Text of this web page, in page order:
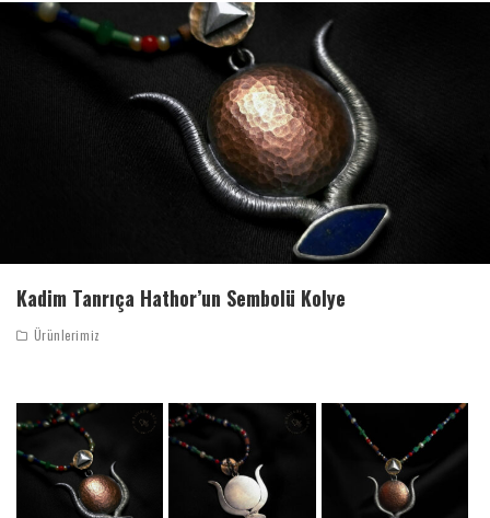
Kadim Tanrıça Hathor’un Sembolü Kolye
Ürünlerimiz